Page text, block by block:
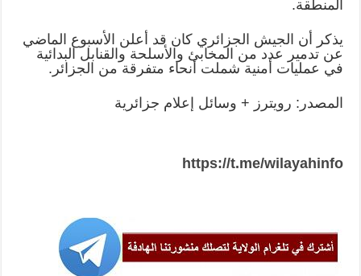
المنطقة.
يذكر أن الجيش الجزائري كان قد أعلن الأسبوع الماضي
عن تدمير عدد من المخابئ والأسلحة والقنابل البدائية
في عمليات أمنية شملت أنحاء متفرقة من الجزائر.
المصدر: رويترز + وسائل إعلام جزائرية
https://t.me/wilayahinfo